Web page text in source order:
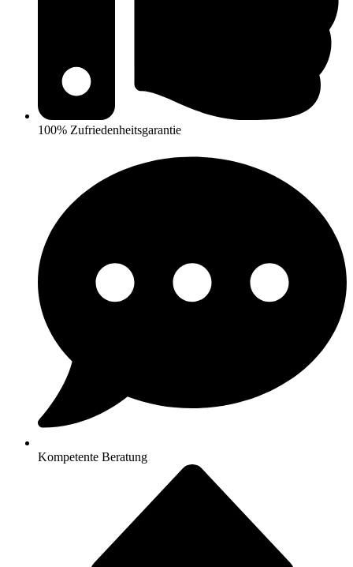
100% Zufriedenheitsgarantie
Kompetente Beratung